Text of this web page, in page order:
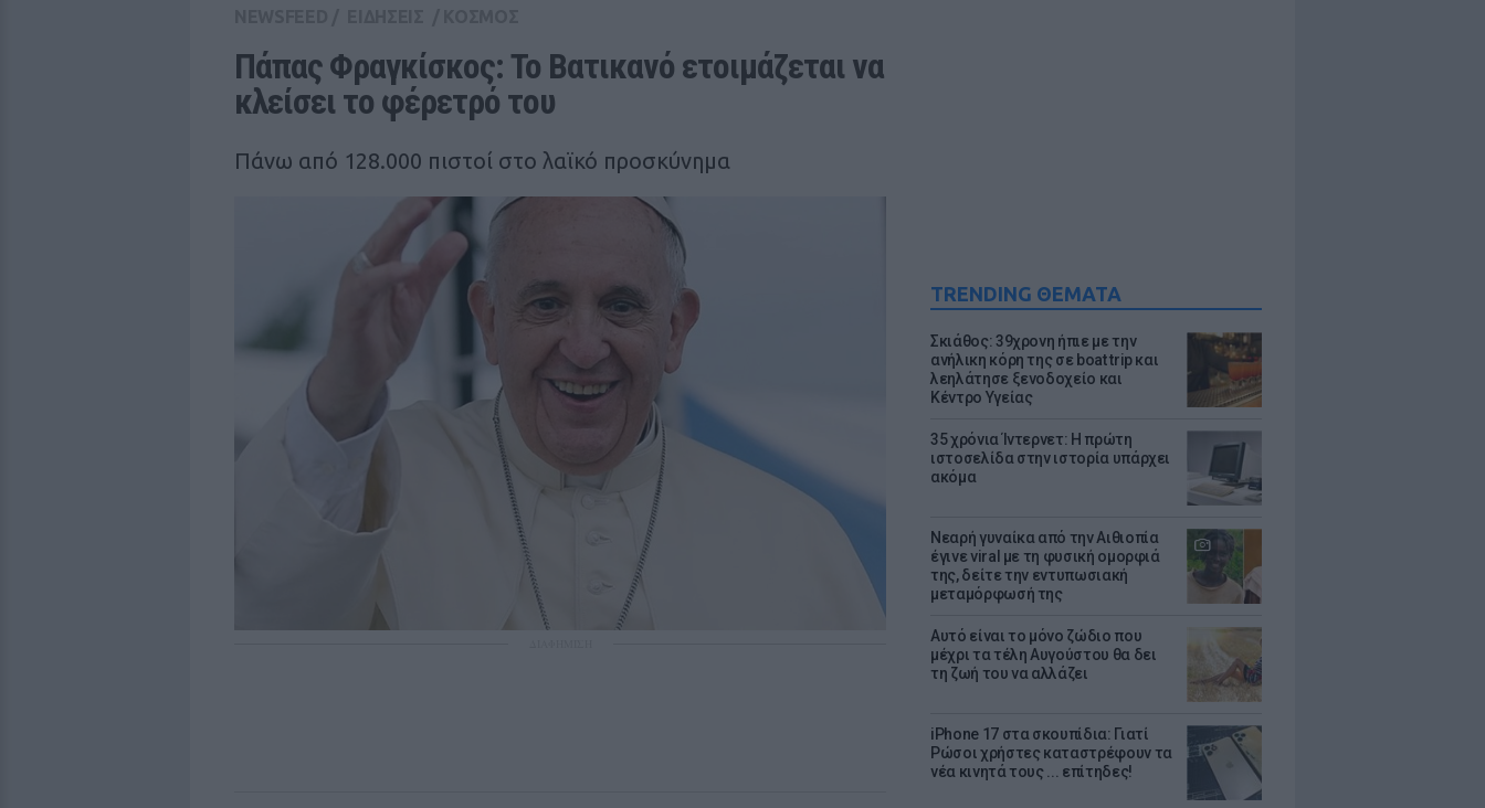
TRENDING ΘΕΜΑΤΑ
Σκιάθος: 39χρονη ήπιε με την
ανήλικη κόρη της σε boat trip και
λεηλάτησε ξενοδοχείο και
Κέντρο Υγείας
35 χρόνια Ίντερνετ: Η πρώτη
ιστοσελίδα στην ιστορία υπάρχει
ακόμα
Νεαρή γυναίκα από την Αιθιοπία
έγινε viral με τη φυσική ομορφιά
της, δείτε την εντυπωσιακή
μεταμόρφωσή της
Αυτό είναι το μόνο ζώδιο που
μέχρι τα τέλη Αυγούστου θα δει
τη ζωή του να αλλάζει
iPhone 17 στα σκουπίδια: Γιατί
Ρώσοι χρήστες καταστρέφουν τα
νέα κινητά τους ... επίτηδες!
Πάπας Φραγκίσκος: Το Βατικανό ετοιμάζεται να
κλείσει το φέρετρό του
Πάνω από 128.000 πιστοί στο λαϊκό προσκύνημα